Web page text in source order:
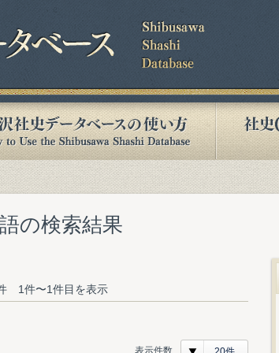
の検索結果
1件〜1件目を表示
表示件数